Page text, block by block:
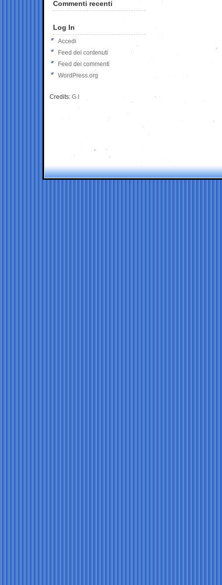
Commenti recenti
Log In
Accedi
Feed dei contenuti
Feed dei commenti
WordPress.org
Credits: G.I